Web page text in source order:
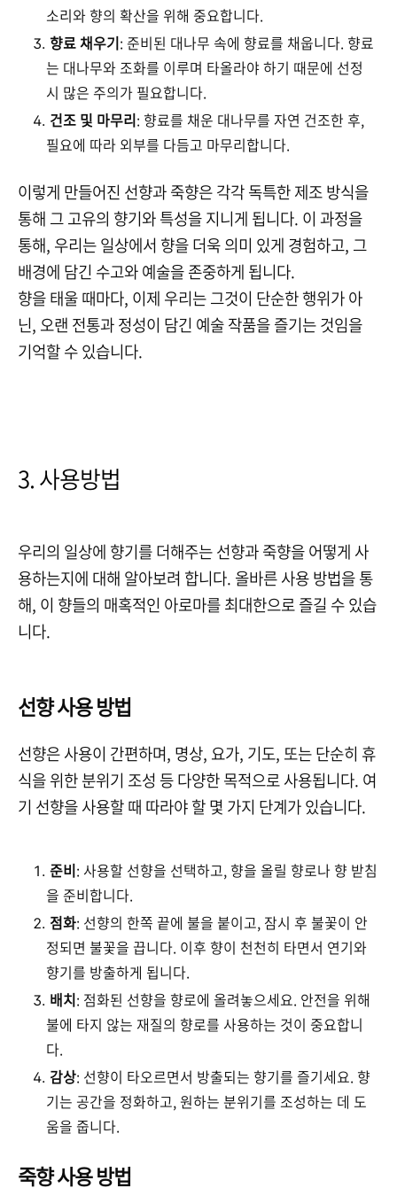
소리와 향의 확산을 위해 중요합니다.
향료 채우기: 준비된 대나무 속에 향료를 채웁니다. 향료
는 대나무와 조화를 이루며 타올라야 하기 때문에 선정
시 많은 주의가 필요합니다.
건조 및 마무리: 향료를 채운 대나무를 자연 건조한 후,
필요에 따라 외부를 다듬고 마무리합니다.
이렇게 만들어진 선향과 죽향은 각각 독특한 제조 방식을
통해 그 고유의 향기와 특성을 지니게 됩니다. 이 과정을
통해, 우리는 일상에서 향을 더욱 의미 있게 경험하고, 그
배경에 담긴 수고와 예술을 존중하게 됩니다.
향을 태울 때마다, 이제 우리는 그것이 단순한 행위가 아
닌, 오랜 전통과 정성이 담긴 예술 작품을 즐기는 것임을
기억할 수 있습니다.
3. 사용방법
우리의 일상에 향기를 더해주는 선향과 죽향을 어떻게 사
용하는지에 대해 알아보려 합니다. 올바른 사용 방법을 통
해, 이 향들의 매혹적인 아로마를 최대한으로 즐길 수 있습
니다.
선향 사용 방법
선향은 사용이 간편하며, 명상, 요가, 기도, 또는 단순히 휴
식을 위한 분위기 조성 등 다양한 목적으로 사용됩니다. 여
기 선향을 사용할 때 따라야 할 몇 가지 단계가 있습니다.
준비: 사용할 선향을 선택하고, 향을 올릴 향로나 향 받침
을 준비합니다.
점화: 선향의 한쪽 끝에 불을 붙이고, 잠시 후 불꽃이 안
정되면 불꽃을 끕니다. 이후 향이 천천히 타면서 연기와
향기를 방출하게 됩니다.
배치: 점화된 선향을 향로에 올려놓으세요. 안전을 위해
불에 타지 않는 재질의 향로를 사용하는 것이 중요합니
다.
감상: 선향이 타오르면서 방출되는 향기를 즐기세요. 향
기는 공간을 정화하고, 원하는 분위기를 조성하는 데 도
움을 줍니다.
죽향 사용 방법